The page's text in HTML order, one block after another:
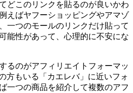
どこのリンクを貼るのが良いかわ
えばヤフーショッピングやアマゾ
一つのモールのリンクだけ貼って
能性があって、心理的に不安にな
るのがアフィリエイトフォーマッ
方もいる「カエレバ」に近いフォ
一つの商品を紹介して複数のアフ